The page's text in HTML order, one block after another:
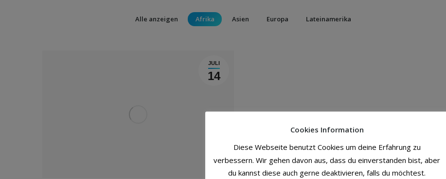
Alle anzeigen Afrika Asien Europa Lateinamerika
JULI
14
Cookies Information
Diese Webseite benutzt Cookies um deine Erfahrung zu
verbessern. Wir gehen davon aus, dass du einverstanden bist, aber
du kannst diese auch gerne deaktivieren, falls du möchtest.